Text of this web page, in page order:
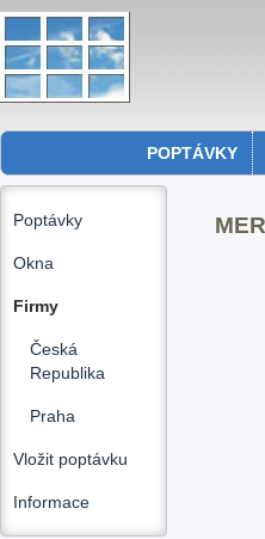
POPTÁVKY
Poptávky
Okna
Firmy
Česká
Republika
Praha
Vložit poptávku
Informace